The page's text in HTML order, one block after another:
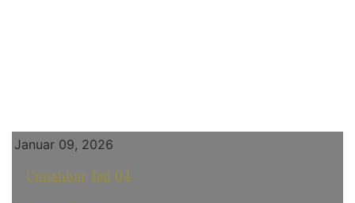
Januar 09, 2026
Unnahbar Teil 04